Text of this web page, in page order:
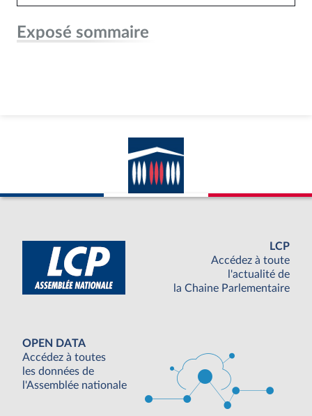
Exposé sommaire
LCP
Accédez à toute
l'actualité de
la Chaine Parlementaire
OPEN DATA
Accédez à toutes
les données de
l'Assemblée nationale